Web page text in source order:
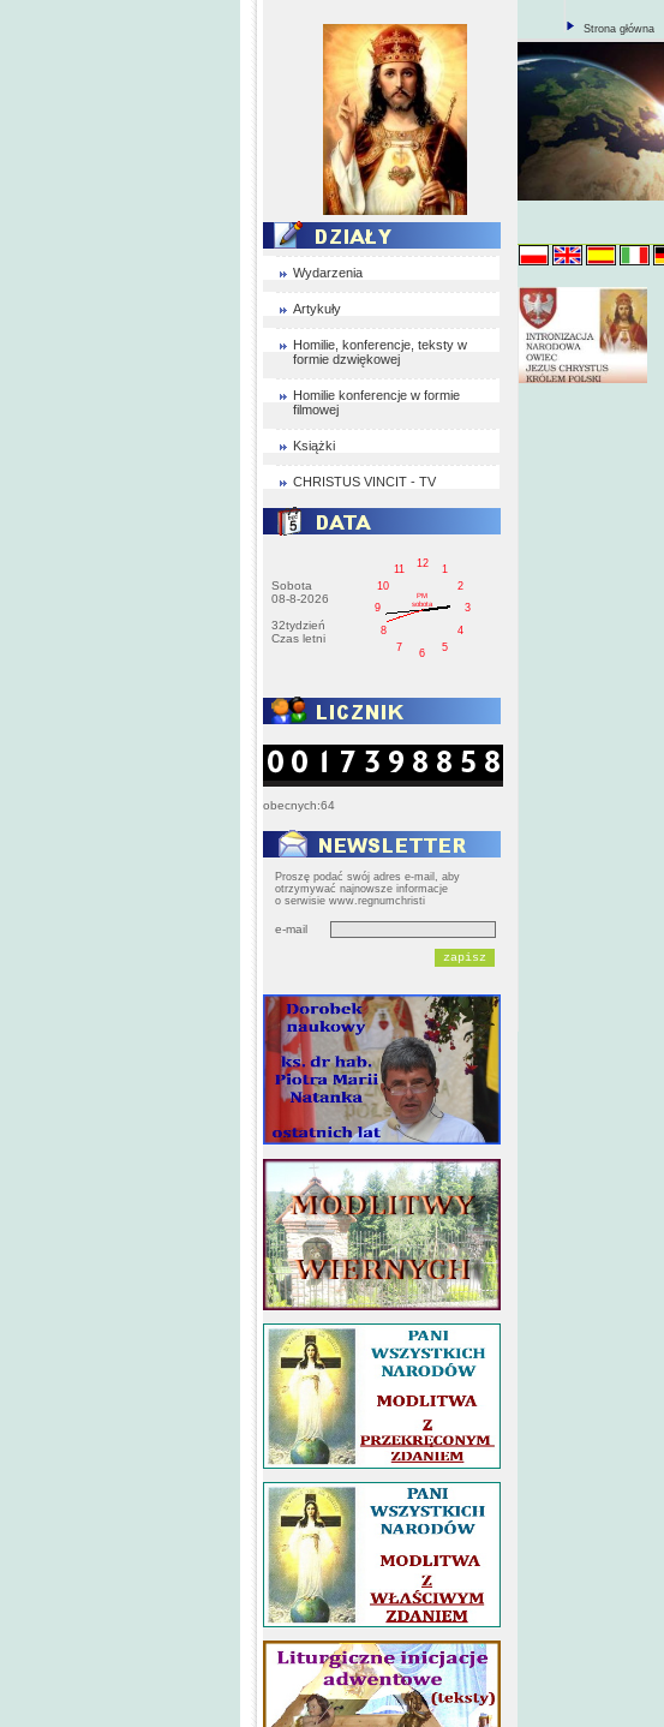
Wydarzenia
Artykuły
Homilie, konferencje, teksty w
formie dzwiękowej
Homilie konferencje w formie
filmowej
Książki
CHRISTUS VINCIT - TV
Sobota
08-8-2026
32tydzień
Czas letni
1
2
3
4
5
6
7
8
9
10
11
12
PM
sobota
obecnych:64
Proszę podać swój adres e-mail, aby
otrzymywać najnowsze informacje
o serwisie www.regnumchristi
e-mail
Strona główna